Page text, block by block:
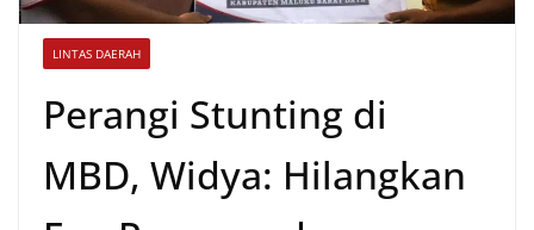
LINTAS DAERAH
Perangi Stunting di
MBD, Widya: Hilangkan